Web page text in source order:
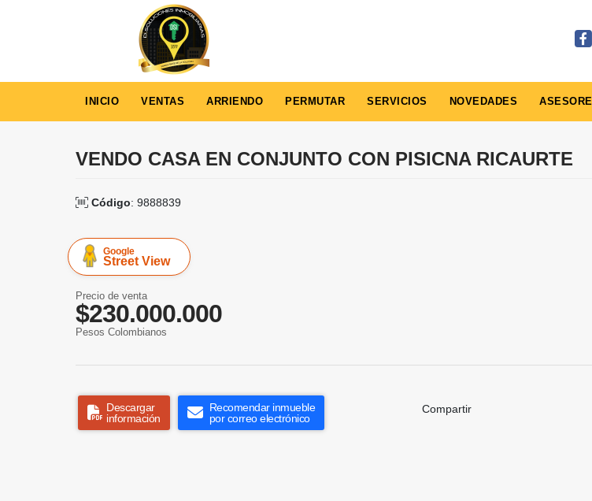
INICIO VENTAS ARRIENDO PERMUTAR SERVICIOS NOVEDADES
VENDO CASA EN CONJUNTO CON PISICNA RICAURTE
Código: 9888839
Google
Street View
Precio de venta
$230.000.000
Pesos Colombianos
Descargar
información
Recomendar inmueble
por correo electrónico
Compartir